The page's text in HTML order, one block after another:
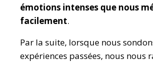
émotions intenses que nous
facilement.
Par la suite, lorsque nous
expériences passées, nous nous